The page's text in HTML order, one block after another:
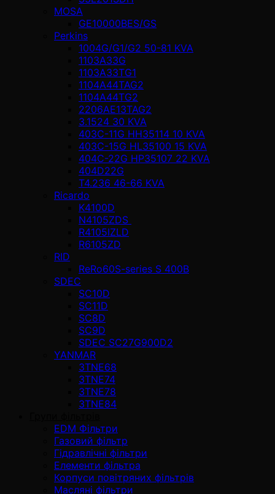
MOSA
GE10000BES/GS
Perkins
1004G/G1/G2 50-81 KVA
1103A33G
1103A33TG1
1104A44TAG2
1104A44TG2
2206AE13TAG2
3.1524 30 KVA
403C-11G HH35114 10 KVA
403C-15G HL35100 15 KVA
404C-22G HP35107 22 KVA
404D22G
T4.236 46-66 KVA
Ricardo
K4100D
N4105ZDS
R4105IZLD
R6105ZD
RID
ReRo60S-series S 400В
SDEC
SC10D
SC11D
SC8D
SC9D
SDEC SC27G900D2
YANMAR
3TNE68
3TNE74
3TNE78
3TNE84
EDM Фільтри
Газовий фільтр
Гідравлічні фільтри
Елементи фільтра
Корпуси повітряних фільтрів
Масляні фільтри